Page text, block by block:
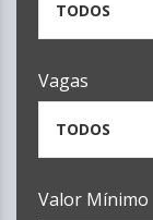
TODOS
Vagas
TODOS
Valor Mínimo